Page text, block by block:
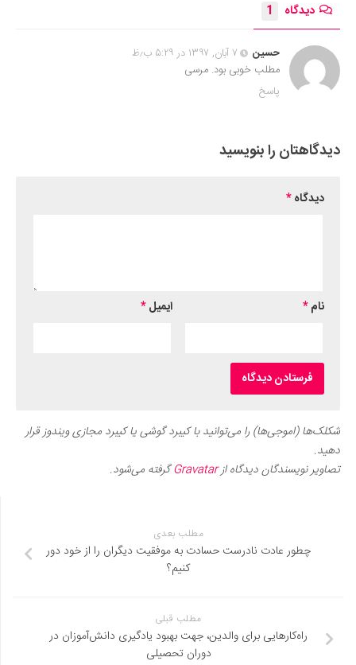
دیدگاه 1
حسین
۷ آبان, ۱۳۹۷ در ۵:۲۹ ب٫ظ
مطلب خوبی بود. مرسی
پاسخ
دیدگاهتان را بنویسید
دیدگاه*
نام* ایمیل*
شکلک‌ها (اموجی‌ها) را می‌توانید با کیبرد گوشی یا کیبرد مجازی ویندوز قرار
دهید.
تصاویر نویسندگان دیدگاه ازGravatarگرفته می‌شود.
مطلب بعدی
چطور عادت نادرست حسادت به موفقیت دیگران را از خود دور
کنیم؟
مطلب قبلی
راه‌کارهایی برای والدین، جهت بهبود یادگیری دانش‌آموزان در
دوران تحصیلی